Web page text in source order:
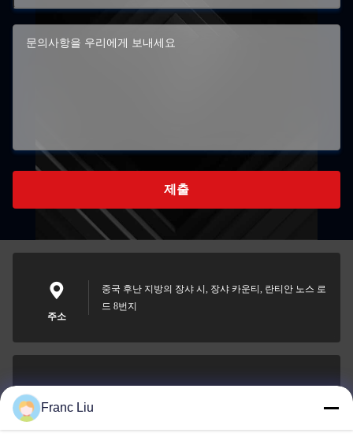
제출
주소
중국 후난 지방의 장샤 시, 장샤 카운티, 란티안 노스 로
드 8번지
Franc Liu